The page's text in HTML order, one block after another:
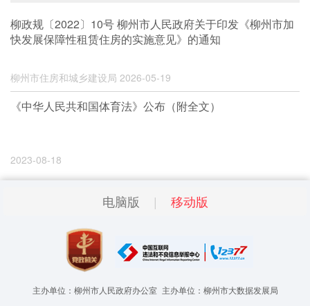
柳政规〔2022〕10号 柳州市人民政府关于印发《柳州市加
快发展保障性租赁住房的实施意见》的通知
柳州市住房和城乡建设局 2026-05-19
《中华人民共和国体育法》公布（附全文）
2023-08-18
电脑版 移动版
主办单位：柳州市人民政府办公室 主办单位：柳州市大数据发展局